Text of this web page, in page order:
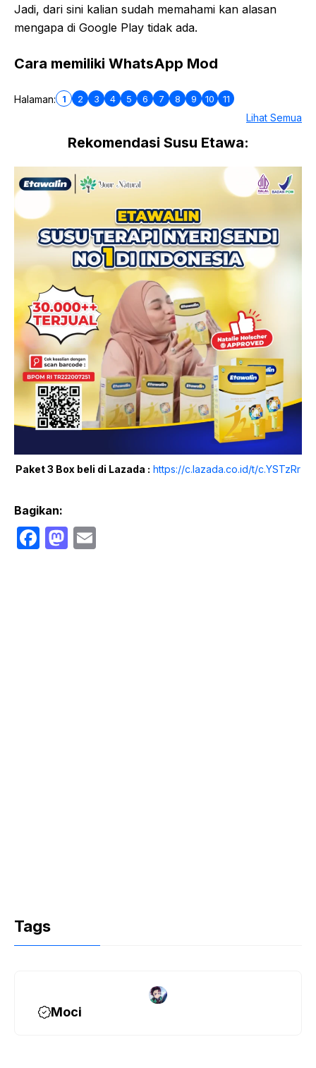
Jadi, dari sini kalian sudah memahami kan alasan
mengapa di Google Play tidak ada.
Cara memiliki WhatsApp Mod
Halaman: 1 2 3 4 5 6 7 8 9 10 11
Lihat Semua
Rekomendasi Susu Etawa:
Paket 3 Box beli di Lazada : https://c.lazada.co.id/t/c.YSTzRr
Bagikan:
F
M
Tags
Moci